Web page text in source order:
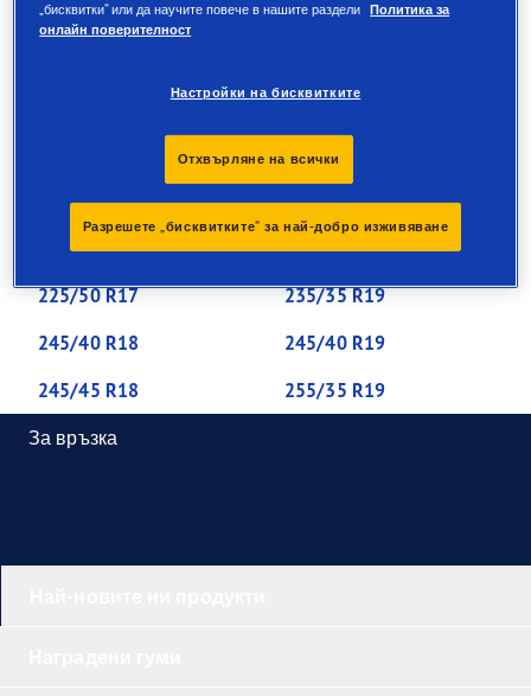
Consider if: you enjoy driving with precision and live in a
place where it’s warm regularly. Don’t let the name fool
More popular summer tyre sizes
205/50 R17
205/55 R16
225/40 R18
225/45 R17
225/50 R17
235/35 R19
245/40 R18
245/40 R19
245/45 R18
255/35 R19
За връзка
„бисквитки“ или да научите повече в нашите раздели Политика за
онлайн поверителност
Настройки на бисквитките
Отхвърляне на всички
Разрешете „бисквитките“ за най-добро изживяване